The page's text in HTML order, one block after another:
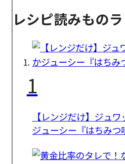
レシピ読みもの
1
【レンジだけ】ジュ
ジューシー『はちみつ